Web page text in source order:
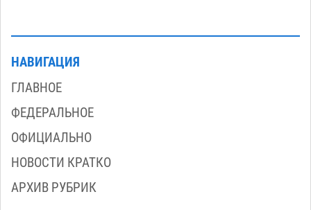
НАВИГАЦИЯ
ГЛАВНОЕ
ФЕДЕРАЛЬНОЕ
ОФИЦИАЛЬНО
НОВОСТИ КРАТКО
АРХИВ РУБРИК